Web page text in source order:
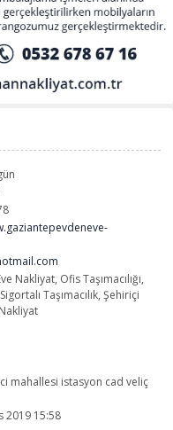
Nakliyat, Ofis Taşımacılığı,
Taşımacılık, Şehiriçi
mahallesi istasyon cad veliç
2019 15:58